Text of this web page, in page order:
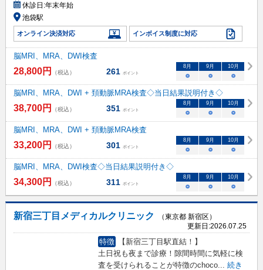
休診日:年末年始
池袋駅
オンライン決済対応 インボイス制度に対応
脳MRI、MRA、DWI検査
28,800円 （税込） 261 ポイント
8 月 9 月 10月
○ ○ ○
脳MRI、MRA、DWI + 頚動脈MRA検査◇当日結果説明付き◇
38,700円 （税込） 351 ポイント
8 月 9 月 10月
○ ○ ○
脳MRI、MRA、DWI + 頚動脈MRA検査
33,200円 （税込） 301 ポイント
8 月 9 月 10月
○ ○ ○
脳MRI、MRA、DWI検査◇当日結果説明付き◇
34,300円 （税込） 311 ポイント
8 月 9 月 10月
○ ○ ○
新宿三丁目メディカルクリニック
（東京都 新宿区）
更新日:2026.07.25
特徴
【新宿三丁目駅直結！】
土日祝も夜まで診療！隙間時間に気軽に検
査を受けられることが特徴のchoco... 続き